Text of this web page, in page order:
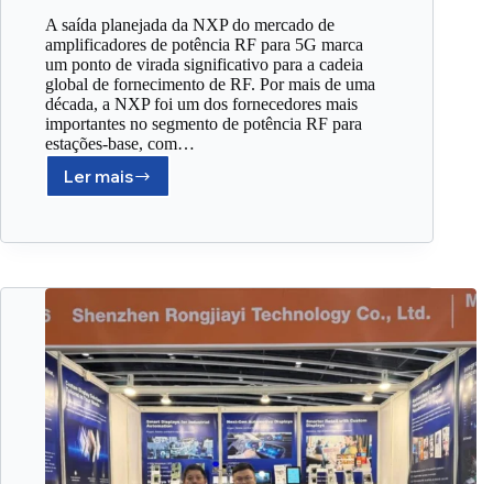
A saída planejada da NXP do mercado de
amplificadores de potência RF para 5G marca
um ponto de virada significativo para a cadeia
global de fornecimento de RF. Por mais de uma
década, a NXP foi um dos fornecedores mais
importantes no segmento de potência RF para
estações-base, com…
Ler mais